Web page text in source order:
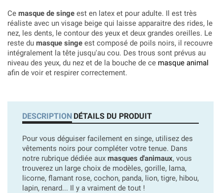
Ce masque de singe est en latex et pour adulte. Il est très
réaliste avec un visage beige qui laisse apparaitre des rides, le
nez, les dents, le contour des yeux et deux grandes oreilles. Le
reste du masque singe est composé de poils noirs, il recouvre
intégralement la tête jusqu'au cou. Des trous sont prévus au
niveau des yeux, du nez et de la bouche de ce masque animal
afin de voir et respirer correctement.
DESCRIPTION DÉTAILS DU PRODUIT
Pour vous déguiser facilement en singe, utilisez des
vêtements noirs pour compléter votre tenue. Dans
notre rubrique dédiée aux masques d'animaux, vous
trouverez un large choix de modèles, gorille, lama,
licorne, flamant rose, cochon, panda, lion, tigre, hibou,
lapin, renard... Il y a vraiment de tout !